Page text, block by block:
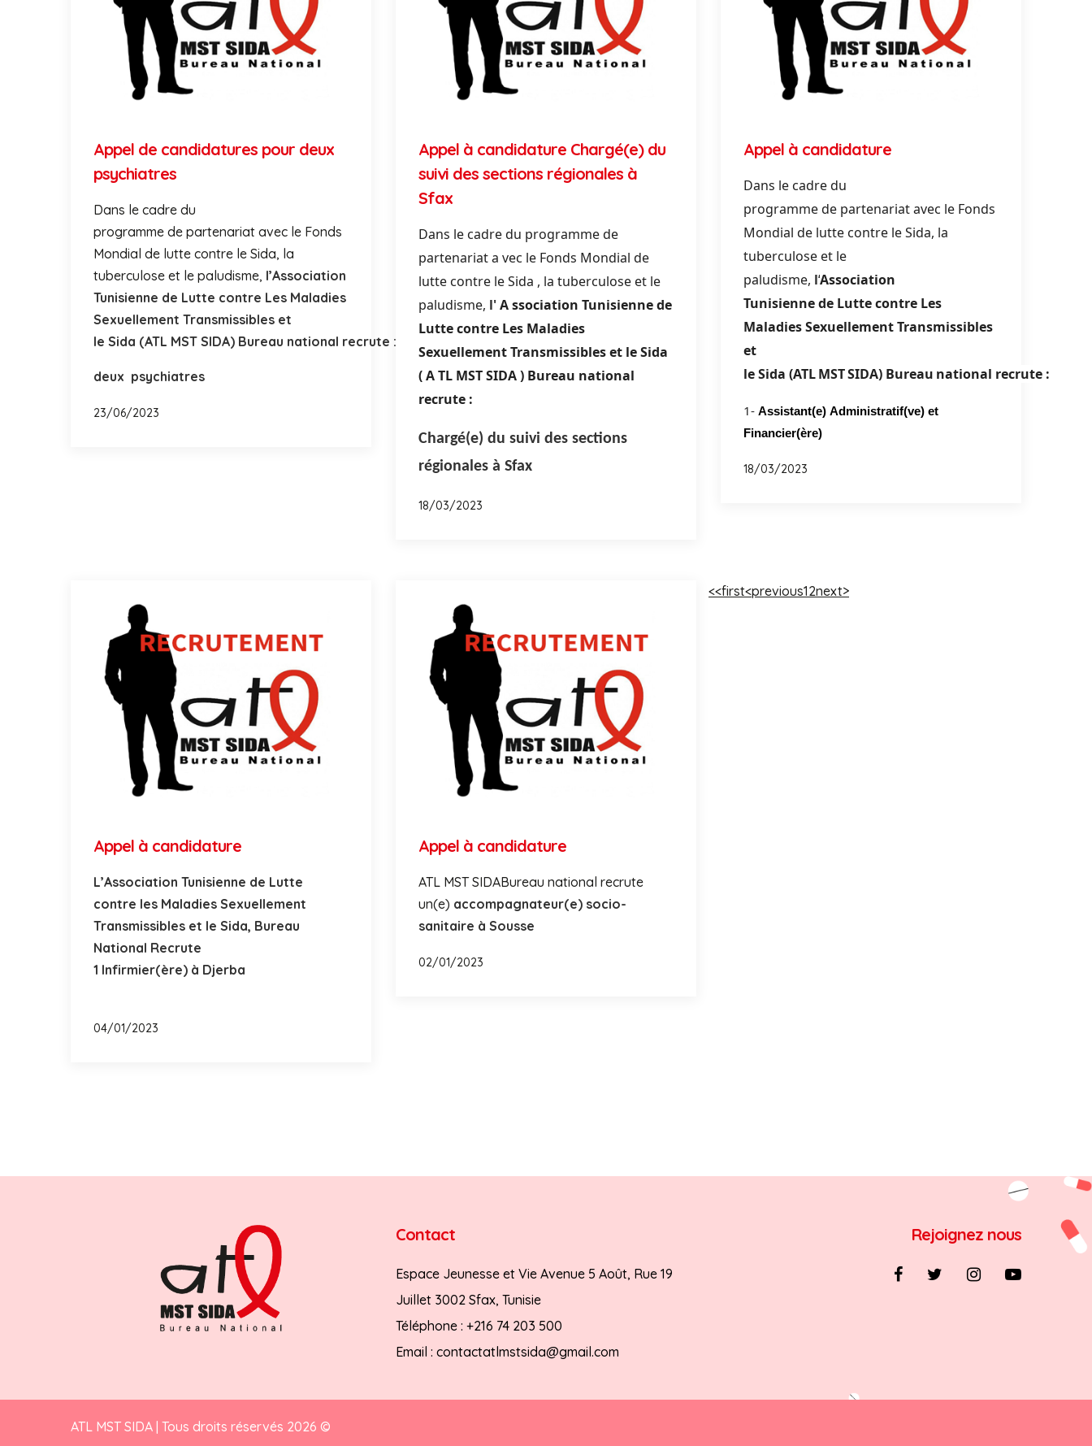
Appel de candidatures pour deux
psychiatres
Dans le cadre du
programme de partenariat avec le Fonds
Mondial de lutte contre le Sida, la
tuberculose et le paludisme, l’Association
Tunisienne de Lutte contre Les Maladies
Sexuellement Transmissibles et
le Sida (ATL MST SIDA) Bureau national recrute :
deux psychiatres
23/06/2023
Appel à candidature Chargé(e) du
suivi des sections régionales à
Sfax
Dans le cadre du programmede
partenariata vec le Fonds Mondial de
lutte contre leSida , la tuberculose et le
paludisme, l'Association Tunisiennede
Lutte contre Les Maladies
Sexuellement Transmissibles et leSida
(ATL MSTSIDA) Bureau national
recrute :
Chargé(e) du suivi des sections
régionales à Sfax
18/03/2023
Appel à candidature
Dans le cadre du
programmede partenariatavec le Fonds
Mondial de lutte contre leSida, la
tuberculose et le
paludisme, l’Association
Tunisiennede Lutte contre Les
Maladies Sexuellement Transmissibles
et
leSida (ATLMSTSIDA) Bureau national recrute :
1- Assistant(e) Administratif(ve) et
Financier(ère)
18/03/2023
Appel à candidature
L’Association Tunisienne de Lutte
contre les Maladies Sexuellement
Transmissibles et le Sida, Bureau
National Recrute
1 Infirmier(ère) à Djerba
04/01/2023
Appel à candidature
ATL MST SIDABureau national recrute
un(e) accompagnateur(e) socio-
sanitaire à Sousse
02/01/2023
<<first<previous12next>
Contact
Espace Jeunesse et Vie Avenue 5 Août, Rue 19
Juillet 3002 Sfax, Tunisie
Téléphone : +216 74 203 500
Email : contactatlmstsida@gmail.com
Rejoignez nous
ATL MST SIDA | Tous droits réservés 2026 ©